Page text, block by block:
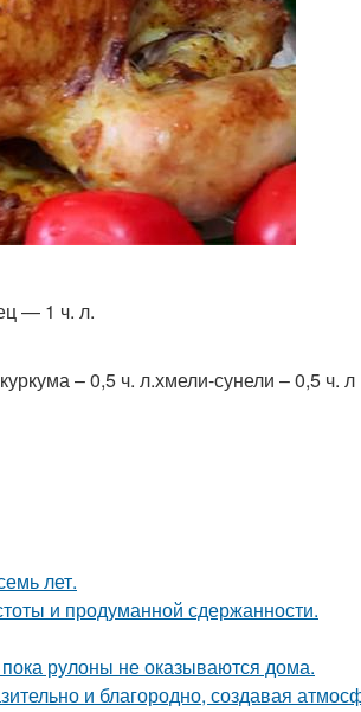
— 1 ч. л.
– 0,5 ч. л.хмели-сунели – 0,5 ч. л
лет.
и продуманной сдержанности.
рулоны не оказываются дома.
и благородно, создавая